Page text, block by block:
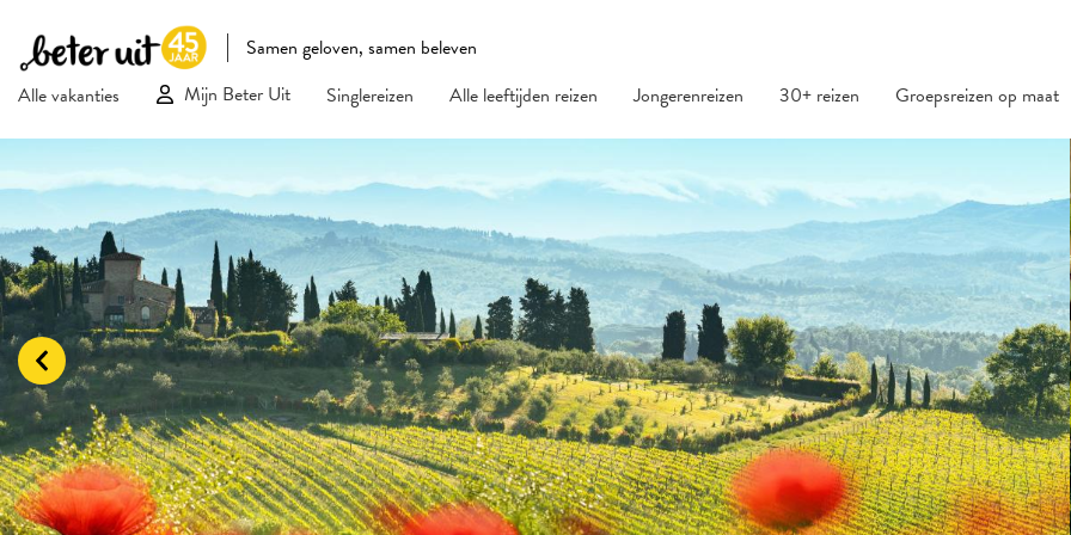
Samen geloven, samen beleven
Alle vakanties
Mijn Beter Uit Singlereizen Alle leeftijden reizen Jongerenreizen 30+ reizen Groepsreizen op maat